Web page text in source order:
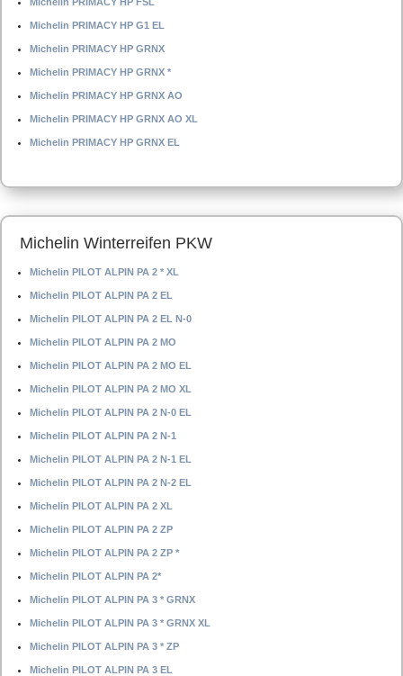
Michelin PRIMACY HP G1 EL
Michelin PRIMACY HP GRNX
Michelin PRIMACY HP GRNX *
Michelin PRIMACY HP GRNX AO
Michelin PRIMACY HP GRNX AO XL
Michelin PRIMACY HP GRNX EL
Michelin Winterreifen PKW
Michelin PILOT ALPIN PA 2 * XL
Michelin PILOT ALPIN PA 2 EL
Michelin PILOT ALPIN PA 2 EL N-0
Michelin PILOT ALPIN PA 2 MO
Michelin PILOT ALPIN PA 2 MO EL
Michelin PILOT ALPIN PA 2 MO XL
Michelin PILOT ALPIN PA 2 N-0 EL
Michelin PILOT ALPIN PA 2 N-1
Michelin PILOT ALPIN PA 2 N-1 EL
Michelin PILOT ALPIN PA 2 N-2 EL
Michelin PILOT ALPIN PA 2 XL
Michelin PILOT ALPIN PA 2 ZP
Michelin PILOT ALPIN PA 2 ZP *
Michelin PILOT ALPIN PA 2*
Michelin PILOT ALPIN PA 3 * GRNX
Michelin PILOT ALPIN PA 3 * GRNX XL
Michelin PILOT ALPIN PA 3 * ZP
Michelin PILOT ALPIN PA 3 EL